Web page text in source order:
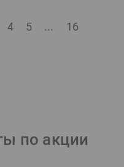
4 5 ... 16
по акции